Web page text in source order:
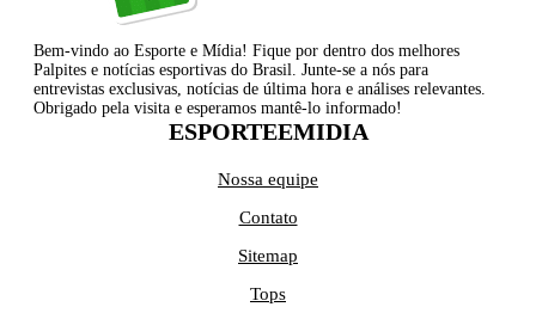
Bem-vindo ao Esporte e Mídia! Fique por dentro dos melhores
Palpites e notícias esportivas do Brasil. Junte-se a nós para
entrevistas exclusivas, notícias de última hora e análises relevantes.
Obrigado pela visita e esperamos mantê-lo informado!
ESPORTEEMIDIA
Nossa equipe
Contato
Sitemap
Tops